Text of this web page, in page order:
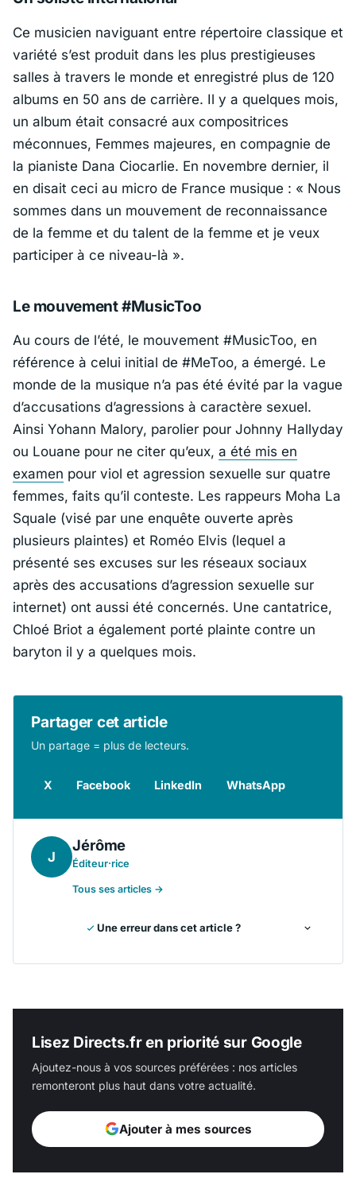
Ce musicien naviguant entre répertoire classique et
variété s’est produit dans les plus prestigieuses
salles à travers le monde et enregistré plus de 120
albums en 50 ans de carrière. Il y a quelques mois,
un album était consacré aux compositrices
méconnues, Femmes majeures, en compagnie de
la pianiste Dana Ciocarlie. En novembre dernier, il
en disait ceci au micro de France musique : « Nous
sommes dans un mouvement de reconnaissance
de la femme et du talent de la femme et je veux
participer à ce niveau-là ».
Le mouvement #MusicToo
Au cours de l’été, le mouvement #MusicToo, en
référence à celui initial de #MeToo, a émergé. Le
monde de la musique n’a pas été évité par la vague
d’accusations d’agressions à caractère sexuel.
Ainsi Yohann Malory, parolier pour Johnny Hallyday
ou Louane pour ne citer qu’eux, a été mis en
examen pour viol et agression sexuelle sur quatre
femmes, faits qu’il conteste. Les rappeurs Moha La
Squale (visé par une enquête ouverte après
plusieurs plaintes) et Roméo Elvis (lequel a
présenté ses excuses sur les réseaux sociaux
après des accusations d’agression sexuelle sur
internet) ont aussi été concernés. Une cantatrice,
Chloé Briot a également porté plainte contre un
baryton il y a quelques mois.
Partager cet article
Un partage = plus de lecteurs.
X Facebook LinkedIn WhatsApp
J
Jérôme
Éditeur·rice
Tous ses articles →
Une erreur dans cet article ?
Lisez Directs.fr en priorité sur Google
Ajoutez-nous à vos sources préférées : nos articles
remonteront plus haut dans votre actualité.
Ajouter à mes sources